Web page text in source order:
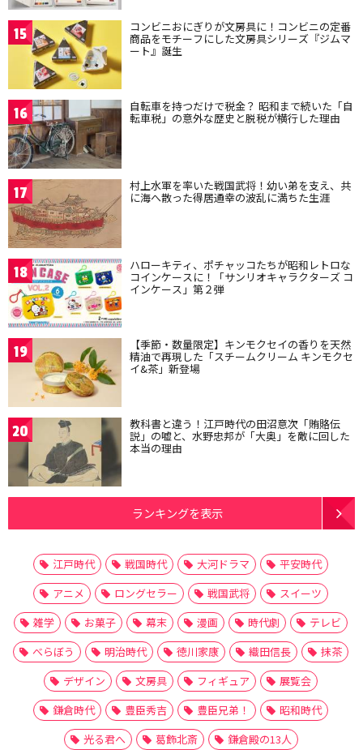
15 コンビニおにぎりが文房具に！コンビニの定番
商品をモチーフにした文房具シリーズ『ジムマ
ート』誕生
16 自転車を持つだけで税金？ 昭和まで続いた「自
転車税」の意外な歴史と脱税が横行した理由
17 村上水軍を率いた戦国武将！幼い弟を支え、共
に海へ散った得居通幸の波乱に満ちた生涯
18 ハローキティ、ポチャッコたちが昭和レトロな
コインケースに！「サンリオキャラクターズ コ
インケース」第２弾
19 【季節・数量限定】キンモクセイの香りを天然
精油で再現した「スチームクリーム キンモクセ
イ&茶」新登場
20 教科書と違う！江戸時代の田沼意次「賄賂伝
説」の嘘と、水野忠邦が「大奥」を敵に回した
本当の理由
ランキングを表示
江戸時代 戦国時代 大河ドラマ
平安時代
アニメ
ロングセラー 戦国武将
スイーツ
雑学
お菓子 幕末 漫画 時代劇
テレビ
べらぼう
明治時代 徳川家康 織田信長
抹茶
デザイン
文房具 フィギュア
展覧会
鎌倉時代
豊臣秀吉 豊臣兄弟！
昭和時代
光る君へ
葛飾北斎 鎌倉殿の13人